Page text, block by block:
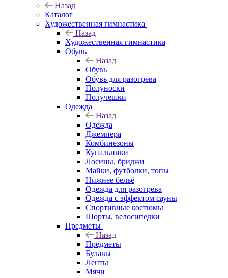
Назад
Каталог
Художественная гимнастика
Назад
Художественная гимнастика
Обувь
Назад
Обувь
Обувь для разогрева
Полуноски
Получешки
Одежда
Назад
Одежда
Джемпера
Комбинезоны
Купальники
Лосины, бриджи
Майки, футболки, топы
Нижнее бельё
Одежда для разогрева
Одежда с эффектом сауны
Спортивные костюмы
Шорты, велосипедки
Предметы
Назад
Предметы
Булавы
Ленты
Мячи